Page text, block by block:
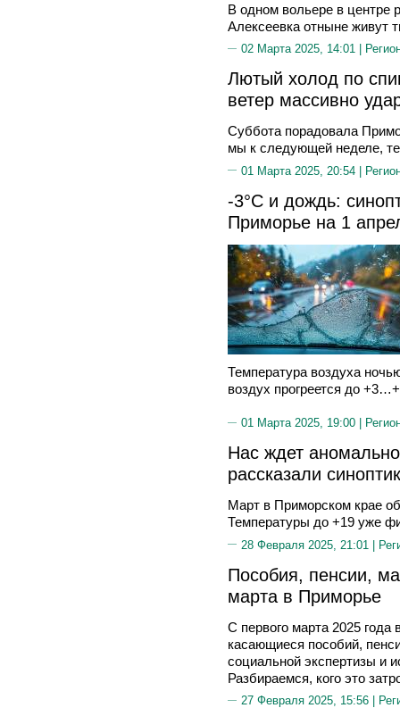
В одном вольере в центре
Алексеевка отныне живут
02 Марта 2025, 14:01 |
Лютый холод по
ветер массивно
Суббота порадовала
мы к следующей неделе,
01 Марта 2025, 20:54 |
-3°C и дождь:
Приморье на 1
Температура воздуха
воздух прогреется до
01 Марта 2025, 19:00 |
Нас ждет
рассказали
Март в Приморском крае
Температуры до +19 уже
28 Февраля 2025, 21:01 |
Пособия, пенсии,
марта в Приморье
С первого марта 2025 года
касающиеся пособий,
социальной экспертизы и
Разбираемся, кого это
27 Февраля 2025, 15:56 |